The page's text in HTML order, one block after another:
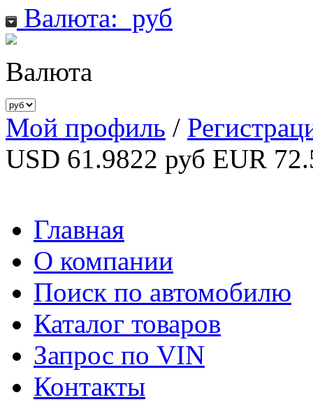
Валюта: руб
Валюта
Мой профиль /
USD 61.9822 руб EUR
Главная
О компании
Поиск по автомобилю
Каталог товаров
Запрос по VIN
Контакты